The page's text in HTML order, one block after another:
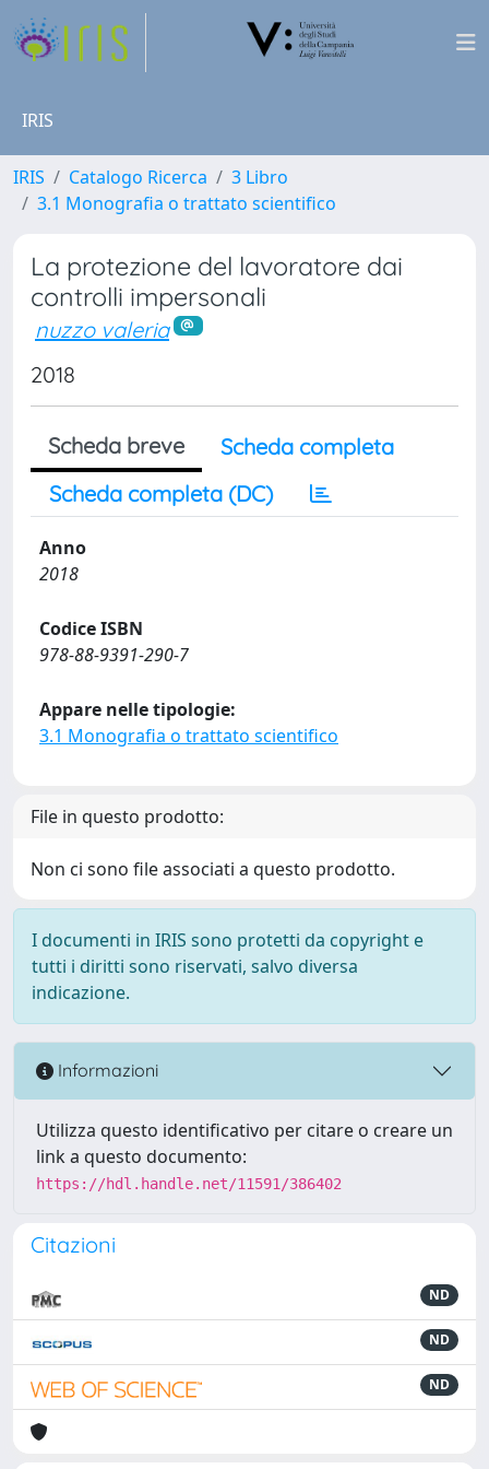
IRIS
IRIS Catalogo Ricerca
3 Libro
3.1 Monografia o trattato scientifico
La protezione del lavoratore dai
controlli impersonali
nuzzo valeria
2018
Scheda breve
Scheda completa
Scheda completa (DC)
Anno
2018
Codice ISBN
978-88-9391-290-7
Appare nelle tipologie:
3.1 Monografia o trattato scientifico
File in questo prodotto:
Non ci sono file associati a questo prodotto.
I documenti in IRIS sono protetti da copyright e
tutti i diritti sono riservati, salvo diversa
indicazione.
Informazioni
Utilizza questo identificativo per citare o creare un
link a questo documento:
https://hdl.handle.net/11591/386402
Citazioni
ND
ND
ND